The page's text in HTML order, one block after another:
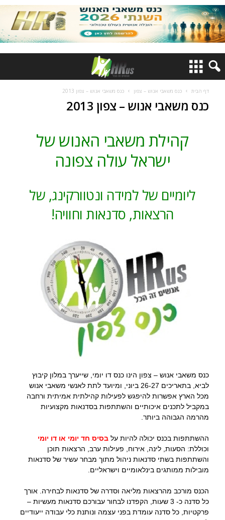
דף הבית כנס משאבי אנוש – צפון כנס משאבי אנוש – צפון 2013
כנס משאבי אנוש – צפון 2013
קהילת משאבי האנוש של
ישראל עולה צפונה
ליומיים של למידה ונטוורקינג, של
הרצאות, סדנאות וחוויה!
כנס משאבי אנוש – צפון הינו כנס דו יומי, שייערך במלון קיבוץ
לביא, בתאריכים 26-27 ביוני, ומיועד לתת לאנשי משאבי אנוש
מכל הארץ אפשרות להיפגש לפעילות קהילתית אמיתית ורחבה
במקביל לתכנים איכותיים והשתתפות בסדנאות מקצועיות
מהרמה הגבוהה ביותר.
ההשתתפות בכנס יכולה להיות עלבסיס חד יומי או דו יומי
וכוללת: הסעות, לינה, אירוח, פעילות ערב, הרצאות תוכן
והשתתפות בשתי סדנאות ניהול מתוך מבחר עשיר של סדנאות
מובילות ממותגים בינלאומיים וישראליים.
הכנס מורכב מהרצאות מליאה וסדרה של סדנאות לבחירה. אורך
כל סדנה כ- 3 שעות, הקפדנו לבחור עבורכם סדנאות מעשיות –
פרקטיות, כל סדנה עומדת בפני עצמה ונותנת כלי עבודה ייעודיים